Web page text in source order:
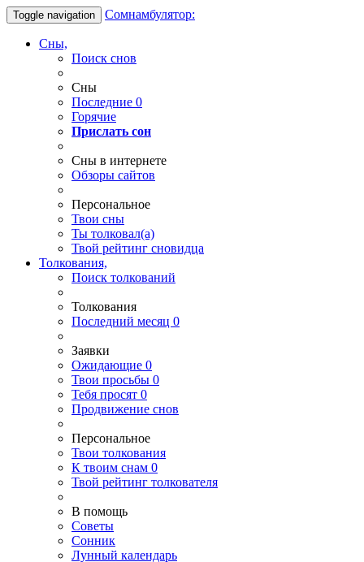
Toggle navigation Сомнамбулятор:
Сны,
Поиск снов
Сны
Последние 0
Горячие
Прислать сон
Сны в интернете
Обзоры сайтов
Персональное
Твои сны
Ты толковал(а)
Твой рейтинг сновидца
Толкования,
Поиск толкований
Толкования
Последний месяц 0
Заявки
Ожидающие 0
Твои просьбы 0
Тебя просят 0
Продвижение снов
Персональное
Твои толкования
К твоим снам 0
Твой рейтинг толкователя
В помощь
Советы
Сонник
Лунный календарь